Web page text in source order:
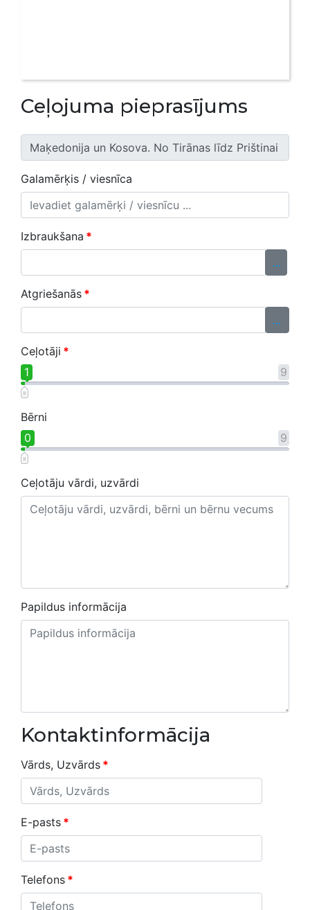
Ceļojuma pieprasījums
Galamērķis / viesnīca
Izbraukšana *
...
Atgriešanās *
...
Ceļotāji *
9
1
Bērni
9
0
Ceļotāju vārdi, uzvārdi
Papildus informācija
Kontaktinformācija
Vārds, Uzvārds *
E-pasts *
Telefons *